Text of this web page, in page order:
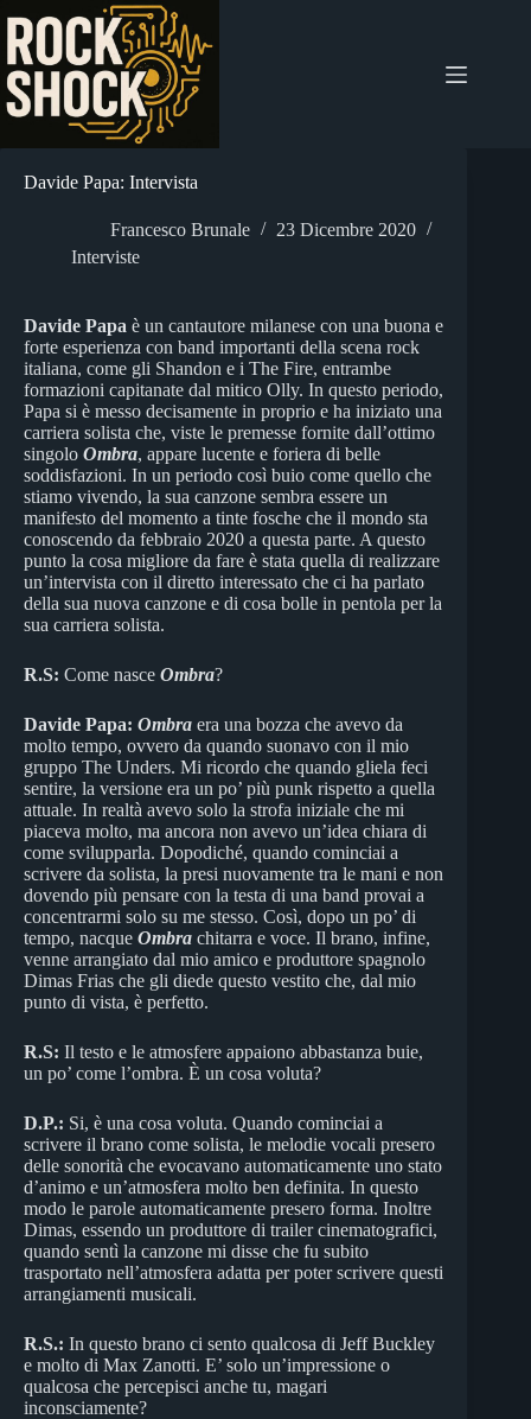
contenuto
Davide Papa: Intervista
Francesco Brunale
23 Dicembre 2020
Interviste
Davide Papa è un cantautore milanese con una buona e
forte esperienza con band importanti della scena rock
italiana, come gli Shandon e i The Fire, entrambe
formazioni capitanate dal mitico Olly. In questo periodo,
Papa si è messo decisamente in proprio e ha iniziato una
carriera solista che, viste le premesse fornite dall’ottimo
singolo Ombra, appare lucente e foriera di belle
soddisfazioni. In un periodo così buio come quello che
stiamo vivendo, la sua canzone sembra essere un
manifesto del momento a tinte fosche che il mondo sta
conoscendo da febbraio 2020 a questa parte. A questo
punto la cosa migliore da fare è stata quella di realizzare
un’intervista con il diretto interessato che ci ha parlato
della sua nuova canzone e di cosa bolle in pentola per la
sua carriera solista.
R.S: Come nasce Ombra?
Davide Papa: Ombra era una bozza che avevo da
molto tempo, ovvero da quando suonavo con il mio
gruppo The Unders. Mi ricordo che quando gliela feci
sentire, la versione era un po’ più punk rispetto a quella
attuale. In realtà avevo solo la strofa iniziale che mi
piaceva molto, ma ancora non avevo un’idea chiara di
come svilupparla. Dopodiché, quando cominciai a
scrivere da solista, la presi nuovamente tra le mani e non
dovendo più pensare con la testa di una band provai a
concentrarmi solo su me stesso. Così, dopo un po’ di
tempo, nacque Ombra chitarra e voce. Il brano, infine,
venne arrangiato dal mio amico e produttore spagnolo
Dimas Frias che gli diede questo vestito che, dal mio
punto di vista, è perfetto.
R.S: Il testo e le atmosfere appaiono abbastanza buie,
un po’ come l’ombra. È un cosa voluta?
D.P.: Si, è una cosa voluta. Quando cominciai a
scrivere il brano come solista, le melodie vocali presero
delle sonorità che evocavano automaticamente uno stato
d’animo e un’atmosfera molto ben definita. In questo
modo le parole automaticamente presero forma. Inoltre
Dimas, essendo un produttore di trailer cinematografici,
quando sentì la canzone mi disse che fu subito
trasportato nell’atmosfera adatta per poter scrivere questi
arrangiamenti musicali.
R.S.: In questo brano ci sento qualcosa di Jeff Buckley
e molto di Max Zanotti. E’ solo un’impressione o
qualcosa che percepisci anche tu, magari
inconsciamente?